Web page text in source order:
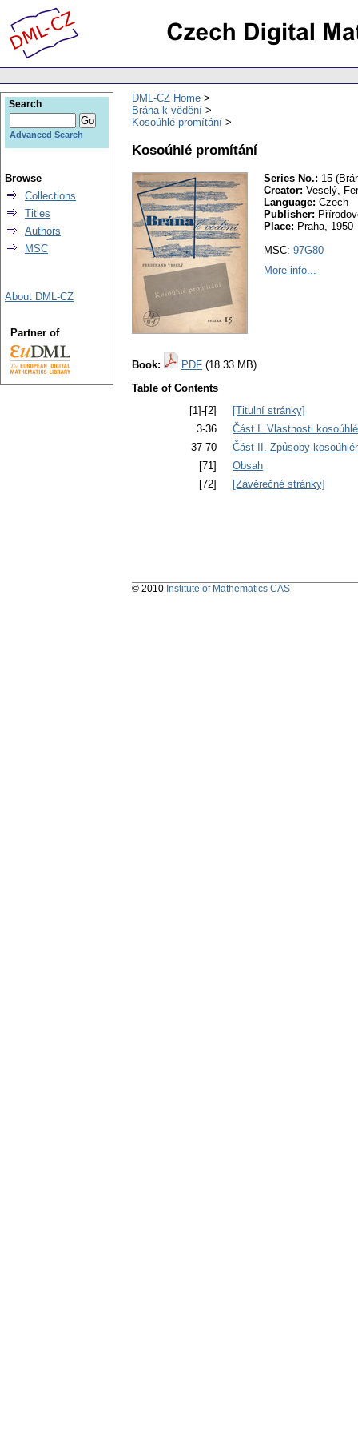
DML-CZ Home
Brána k vědění
Kosoúhlé promítání
Kosoúhlé promítání
Series No.: 15
Creator: Veselý,
Language: Czech
Publisher:
Place: Praha, 1950
MSC: 97G80
More info...
Book: PDF (18.33 MB)
Table of Contents
[1]-[2]
[Titulní stránky]
3-36
Část I. Vlastnosti
37-70
Část II. Způsoby
[71]
Obsah
[72]
[Závěrečné stránky]
Search
Advanced Search
Browse
Collections
Titles
Authors
MSC
About DML-CZ
Partner of
© 2010 Institute of Mathematics CAS